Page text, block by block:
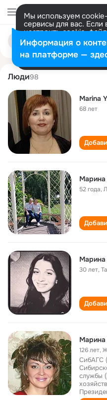
Мы используем
сервисы для вас. Если
настроить cookie-
представитель.
Разрешить все
Поиск
людям
marina yugova
Люди98
Marina
68 лет
52 года,
30 лет,
126 лет,
СибАГС
службы
Информация о
на платформе —